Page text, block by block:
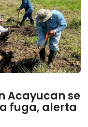
Acayucan se
fuga, alerta